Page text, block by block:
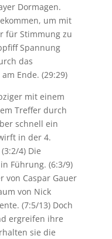
Dormagen.
um mit
für Stimmung zu
Spannung
das
Ende. (29:29)
mit einem
Treffer durch
schnell ein
in der 4.
4) Die
Führung. (6:3/9)
von Caspar Gauer
von Nick
(7:5/13) Doch
ergreifen ihre
sie die